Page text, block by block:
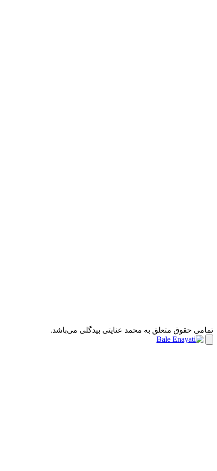
حقوق متعلق به محمد عنایتی بیدگلی می‌باشد.